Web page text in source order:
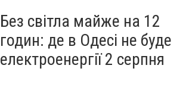
Без світла майже на 12
годин: де в Одесі не буде
електроенергії 2 серпня